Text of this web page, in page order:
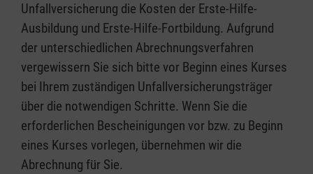
Unfallversicherung die Kosten der Erste-Hilfe-
Ausbildung und Erste-Hilfe-Fortbildung. Aufgrund
der unterschiedlichen Abrechnungsverfahren
vergewissern Sie sich bitte vor Beginn eines Kurses
bei Ihrem zuständigen Unfallversicherungsträger
über die notwendigen Schritte. Wenn Sie die
erforderlichen Bescheinigungen vor bzw. zu Beginn
eines Kurses vorlegen, übernehmen wir die
Abrechnung für Sie.